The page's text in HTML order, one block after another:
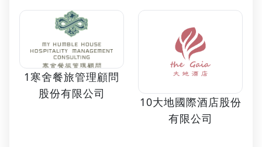
1寒舍餐旅管理顧問
股份有限公司
10大地國際酒店股份
有限公司